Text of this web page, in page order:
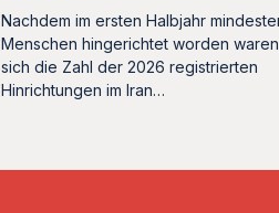
Nachdem im ersten Halbjahr
Menschen hingerichtet worden
sich die Zahl der 2026 registrierten
Hinrichtungen im Iran…